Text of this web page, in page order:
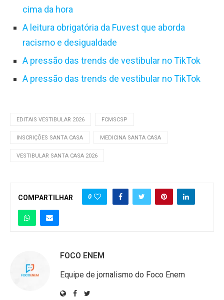
cima da hora
A leitura obrigatória da Fuvest que aborda
racismo e desigualdade
A pressão das trends de vestibular no TikTok
A pressão das trends de vestibular no TikTok
EDITAIS VESTIBULAR 2026 FCMSCSP
INSCRIÇÕES SANTA CASA MEDICINA SANTA CASA
VESTIBULAR SANTA CASA 2026
COMPARTILHAR 0
FOCO ENEM
Equipe de jornalismo do Foco Enem